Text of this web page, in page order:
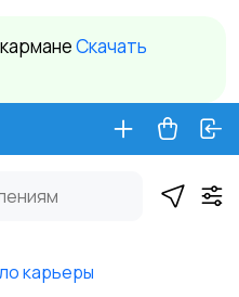
Cкачать
карьеры